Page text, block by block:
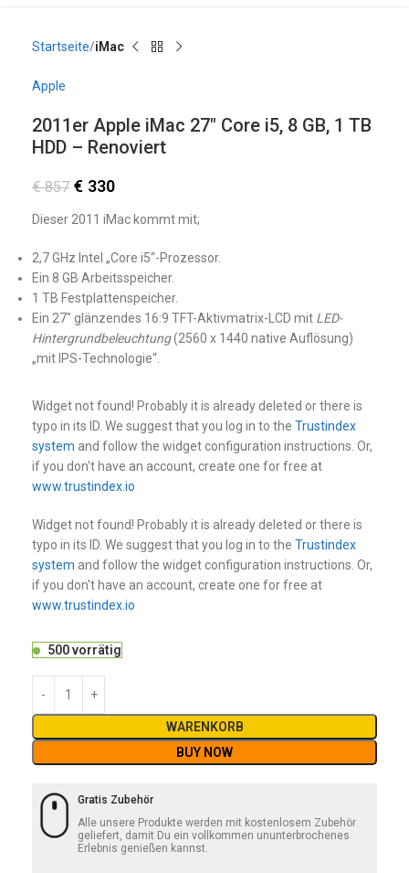
Startseite iMac
Apple
2011er Apple iMac 27″ Core i5, 8 GB, 1 TB
HDD – Renoviert
€857 € 330
Dieser 2011 iMac kommt mit;
2,7 GHz Intel „Core i5“-Prozessor.
Ein 8 GB Arbeitsspeicher.
1 TB Festplattenspeicher.
Ein 27″ glänzendes 16:9 TFT-Aktivmatrix-LCD mit LED-
Hintergrundbeleuchtung(2560 x 1440 native Auflösung)
„mit IPS-Technologie“.
Widget not found! Probably it is already deleted or there is
typo in its ID. We suggest that you log in to the Trustindex
system and follow the widget configuration instructions. Or,
if you don't have an account, create one for free at
www.trustindex.io
Widget not found! Probably it is already deleted or there is
typo in its ID. We suggest that you log in to the Trustindex
system and follow the widget configuration instructions. Or,
if you don't have an account, create one for free at
www.trustindex.io
500 vorrätig
WARENKORB
BUY NOW
Gratis Zubehör
Alle unsere Produkte werden mit kostenlosem Zubehör
geliefert, damit Du ein vollkommen ununterbrochenes
Erlebnis genießen kannst.